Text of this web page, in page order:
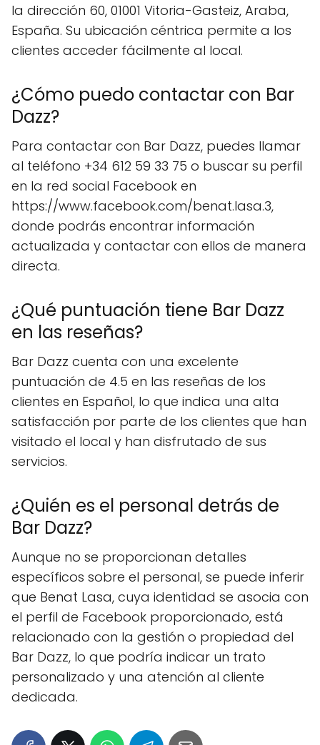
la dirección 60, 01001 Vitoria-Gasteiz, Araba,
España. Su ubicación céntrica permite a los
clientes acceder fácilmente al local.
¿Cómo puedo contactar con Bar
Dazz?
Para contactar con Bar Dazz, puedes llamar
al teléfono +34 612 59 33 75 o buscar su perfil
en la red social Facebook en
https://www.facebook.com/benat.lasa.3,
donde podrás encontrar información
actualizada y contactar con ellos de manera
directa.
¿Qué puntuación tiene Bar Dazz
en las reseñas?
Bar Dazz cuenta con una excelente
puntuación de 4.5 en las reseñas de los
clientes en Español, lo que indica una alta
satisfacción por parte de los clientes que han
visitado el local y han disfrutado de sus
servicios.
¿Quién es el personal detrás de
Bar Dazz?
Aunque no se proporcionan detalles
específicos sobre el personal, se puede inferir
que Benat Lasa, cuya identidad se asocia con
el perfil de Facebook proporcionado, está
relacionado con la gestión o propiedad del
Bar Dazz, lo que podría indicar un trato
personalizado y una atención al cliente
dedicada.